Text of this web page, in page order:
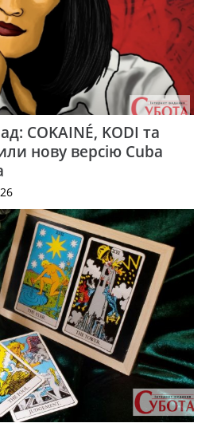
COKAINÉ, KODI та
нову версію Cuba